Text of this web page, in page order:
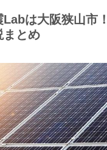
Labは大阪狭山市
まとめ